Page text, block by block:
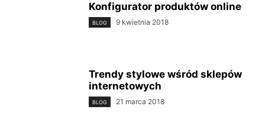
Konfigurator produktów online
BLOG 9 kwietnia 2018
Trendy stylowe wśród sklepów
internetowych
BLOG 21 marca 2018